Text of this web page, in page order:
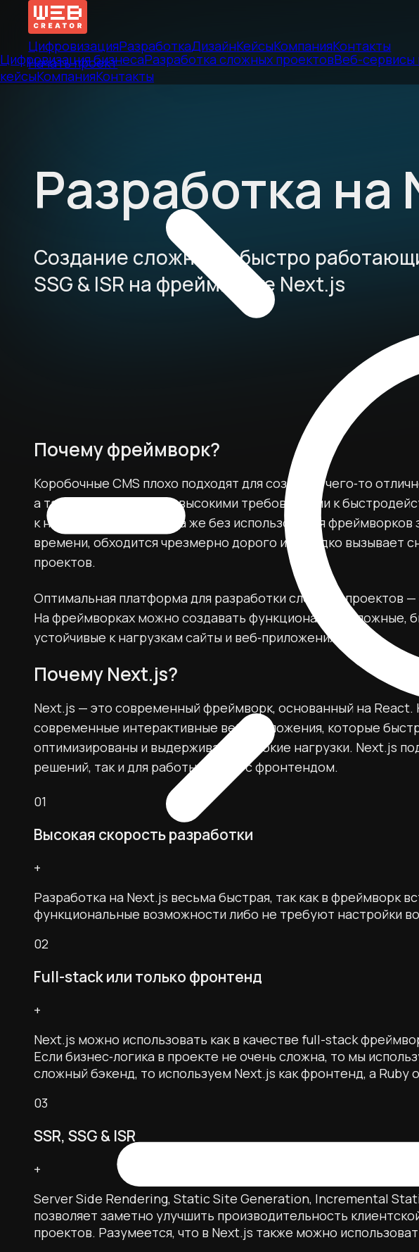
ЦифровизацияРазработкаДизайнКейсыКомпанияКонтакты
Начать проект
Цифровизация бизнесаРазработка сложных проектовВеб-сервисы
кейсыКомпанияКонтакты
Разработка на
Создание сложных и быстро
SSG & ISR на фреймворке Next.js
Почему фреймворк?
Коробочные CMS плохо подходят для создания чего‑то
а также для проектов с высокими требованиями к
к нагрузкам. Разработка же без использования
времени, обходится чрезмерно дорого и нередко вызывает
проектов.
Оптимальная платформа для разработки сложных проектов
На фреймворках можно создавать функционально сложные,
устойчивые к нагрузкам сайты и веб‑приложения.
Почему Next.js?
Next.js — это современный фреймворк, основанный на React.
современные интерактивные веб‑приложения, которые
оптимизированы и выдерживают высокие нагрузки. Next.js
решений, так и для работы только с фронтендом.
01
Высокая скорость разработки
+
Разработка на Next.js весьма быстрая, так как в фреймворк
функциональные возможности либо не требуют настройки
02
Full-stack или только фронтенд
+
Next.js можно использовать как в качестве full-stack
Если бизнес‑логика в проекте не очень сложна, то мы
сложный бэкенд, то используем Next.js как фронтенд, а Ruby
03
SSR, SSG & ISR
+
Server Side Rendering, Static Site Generation, Incremental
позволяет заметно улучшить производительность
проектов. Разумеется, что в Next.js также можно